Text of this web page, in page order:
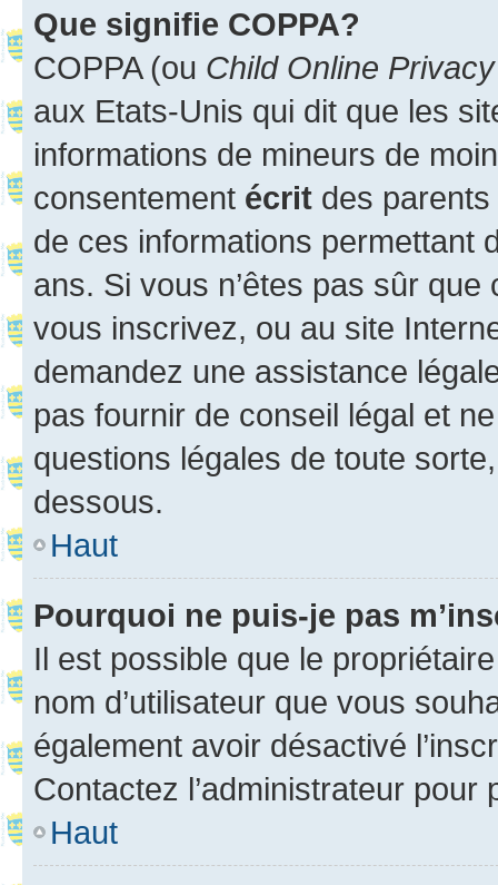
Que signifie COPPA?
COPPA (ou Child Online
aux Etats-Unis qui dit que les
informations de mineurs de
consentement écrit des parents
de ces informations permettant
ans. Si vous n’êtes pas sûr
vous inscrivez, ou au site
demandez une assistance
pas fournir de conseil légal et
questions légales de toute
dessous.
Haut
Pourquoi ne puis-je pas
Il est possible que le
nom d’utilisateur que vous
également avoir désactivé
Contactez l’administrateur
Haut